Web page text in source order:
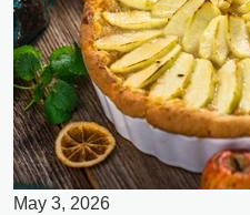
May 3, 2026